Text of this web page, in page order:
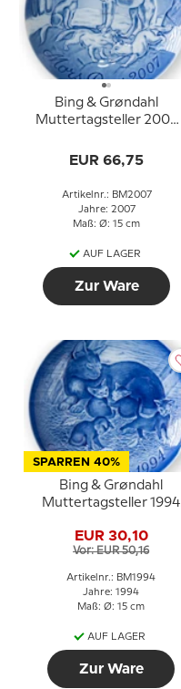
Bing & Grøndahl
Muttertagsteller 2007
EUR 66,75
Artikelnr.: BM2007
Jahre: 2007
Maß: Ø: 15 cm
AUF LAGER
Zur Ware
SPARREN 40%
Bing & Grøndahl
Muttertagsteller 1994
EUR 30,10
Vor: EUR 50,16
Artikelnr.: BM1994
Jahre: 1994
Maß: Ø: 15 cm
AUF LAGER
Zur Ware